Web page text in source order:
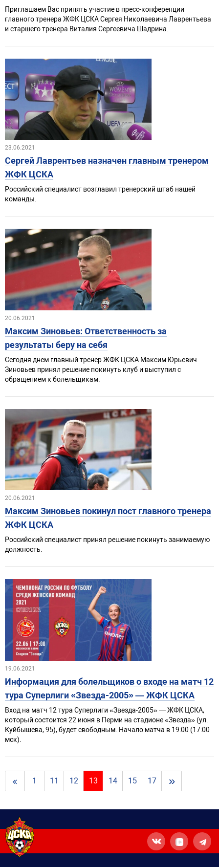
Приглашаем Вас принять участие в пресс-конференции
главного тренера ЖФК ЦСКА Сергея Николаевича Лаврентьева
и старшего тренера Виталия Сергеевича Шадрина.
23.06.2021
Сергей Лаврентьев назначен главным тренером
ЖФК ЦСКА
Российский специалист возглавил тренерский штаб нашей
команды.
20.06.2021
Максим Зиновьев: Ответственность за
результаты беру на себя
Сегодня днем главный тренер ЖФК ЦСКА Максим Юрьевич
Зиновьев принял решение покинуть клуб и выступил с
обращением к болельщикам.
20.06.2021
Максим Зиновьев покинул пост главного тренера
ЖФК ЦСКА
Российский специалист принял решение покинуть занимаемую
должность.
19.06.2021
Информация для болельщиков о входе на матч 12
тура Суперлиги «Звезда-2005» — ЖФК ЦСКА
Вход на матч 12 тура Суперлиги «Звезда-2005» — ЖФК ЦСКА,
который состоится 22 июня в Перми на стадионе «Звезда» (ул.
Куйбышева, 95), будет свободным. Начало матча в 19:00 (17:00
мск).
1 11 12 13 14 15 17 »